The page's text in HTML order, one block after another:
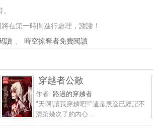
在第一時間進行處理，謝謝！
讀 、 時空掠奪者免費閱讀
穿越者公敵
作者: 路過的穿越者
"天啊!讓我穿越吧!!"這是辰逸已經記不
清第幾次了的內心...